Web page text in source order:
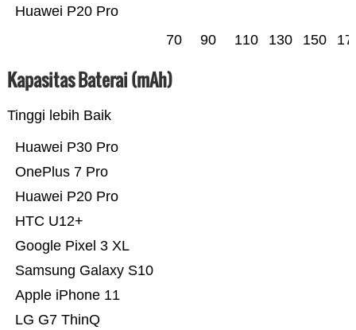
Huawei P20 Pro
70 90 110 130 150
Kapasitas Baterai (mAh)
Tinggi lebih Baik
LG G7 ThinQ
Apple iPhone 11
Samsung Galaxy S10
Google Pixel 3 XL
HTC U12+
Huawei P20 Pro
OnePlus 7 Pro
Huawei P30 Pro